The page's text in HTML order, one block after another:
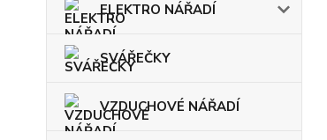
ELEKTRO NÁŘADÍ
SVÁŘEČKY
VZDUCHOVÉ NÁŘADÍ